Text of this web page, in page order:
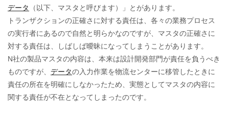
データ
（以下、マスタと呼びます）」とがあります。
トランザクションの正確さに対する責任は、各々の業務プロセス
の実行者にあるので自然と明らかなのですが、マスタの正確さに
対する責任は、しばしば曖昧になってしまうことがあります。
N社の製品マスタの内容は、本来は設計開発部門が責任を負うべき
ものですが、 データの入力作業を物流センターに移管したときに
責任の所在を明確にしなかったため、実態としてマスタの内容に
関する責任が不在となってしまったのです。